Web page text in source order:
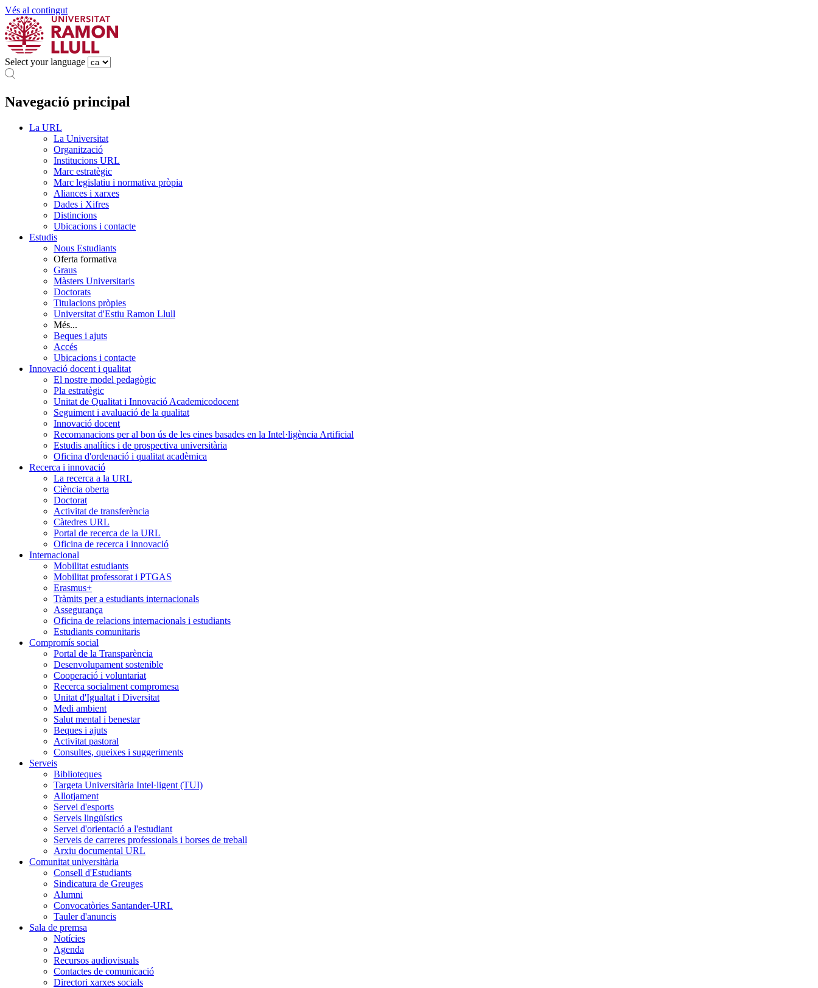
Vés al contingut
Select your language
Navegació principal
La URL
La Universitat
Organització
Institucions URL
Marc estratègic
Marc legislatiu i normativa pròpia
Aliances i xarxes
Dades i Xifres
Distincions
Ubicacions i contacte
Estudis
Nous Estudiants
Oferta formativa
Graus
Màsters Universitaris
Doctorats
Titulacions pròpies
Universitat d'Estiu Ramon Llull
Més...
Beques i ajuts
Accés
Ubicacions i contacte
Innovació docent i qualitat
El nostre model pedagògic
Pla estratègic
Unitat de Qualitat i Innovació Academicodocent
Seguiment i avaluació de la qualitat
Innovació docent
Recomanacions per al bon ús de les eines basades en la Intel·ligència Artificial
Estudis analítics i de prospectiva universitària
Oficina d'ordenació i qualitat acadèmica
Recerca i innovació
La recerca a la URL
Ciència oberta
Doctorat
Activitat de transferència
Càtedres URL
Portal de recerca de la URL
Oficina de recerca i innovació
Internacional
Mobilitat estudiants
Mobilitat professorat i PTGAS
Erasmus+
Tràmits per a estudiants internacionals
Assegurança
Oficina de relacions internacionals i estudiants
Estudiants comunitaris
Compromís social
Portal de la Transparència
Desenvolupament sostenible
Cooperació i voluntariat
Recerca socialment compromesa
Unitat d'Igualtat i Diversitat
Medi ambient
Salut mental i benestar
Beques i ajuts
Activitat pastoral
Consultes, queixes i suggeriments
Serveis
Biblioteques
Targeta Universitària Intel·ligent (TUI)
Allotjament
Servei d'esports
Serveis lingüístics
Servei d'orientació a l'estudiant
Serveis de carreres professionals i borses de treball
Arxiu documental URL
Comunitat universitària
Consell d'Estudiants
Sindicatura de Greuges
Alumni
Convocatòries Santander-URL
Tauler d'anuncis
Sala de premsa
Notícies
Agenda
Recursos audiovisuals
Contactes de comunicació
Directori xarxes socials